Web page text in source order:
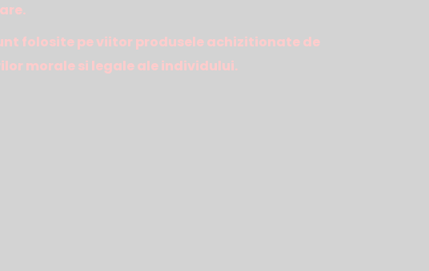
folosite pe viitor produsele achizitionate de
morale si legale ale individului.